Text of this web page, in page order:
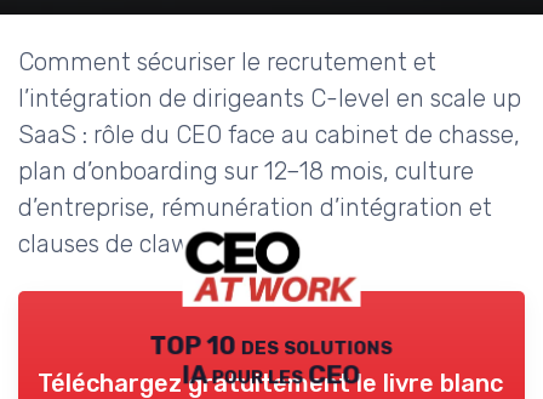
Comment sécuriser le recrutement et
l’intégration de dirigeants C-level en scale up
SaaS : rôle du CEO face au cabinet de chasse,
plan d’onboarding sur 12–18 mois, culture
d’entreprise, rémunération d’intégration et
clauses de clawback.
TOP 10 des solutions
IA pour les CEO
Téléchargez gratuitement le livre blanc